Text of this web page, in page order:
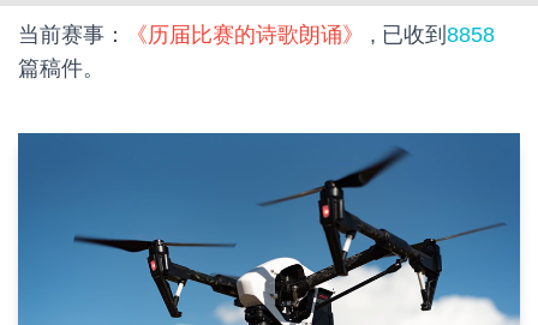
当前赛事： 《历届比赛的诗歌朗诵》 , 已收到 8858
篇稿件。